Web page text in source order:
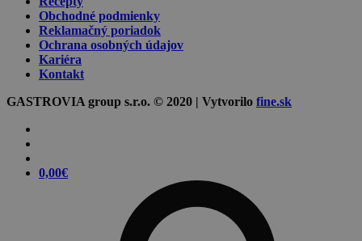
Obchodné podmienky
Reklamačný poriadok
Ochrana osobných údajov
Kariéra
Kontakt
GASTROVIA group s.r.o. © 2020 | Vytvorilo fine.sk
0,00€